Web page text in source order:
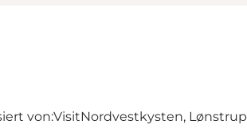
von:VisitNordvestkysten, Lønstrup